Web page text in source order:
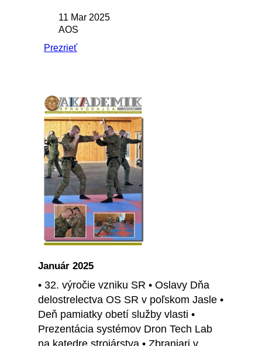
11 Mar 2025
AOS
Prezrieť
Január 2025
• 32. výročie vzniku SR • Oslavy Dňa
delostrelectva OS SR v poľskom Jasle •
Deň pamiatky obetí služby vlasti •
Prezentácia systémov Dron Tech Lab